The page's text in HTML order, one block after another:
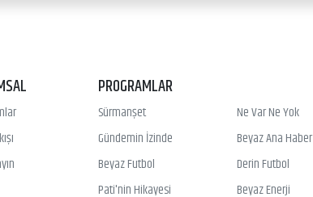
PROGRAMLAR
Sürmanşet Ne Var Ne Yok
Gündemin İzinde
Beyaz Ana Haber
Beyaz Futbol
Derin Futbol
Pati'nin Hikayesi
Beyaz Enerji